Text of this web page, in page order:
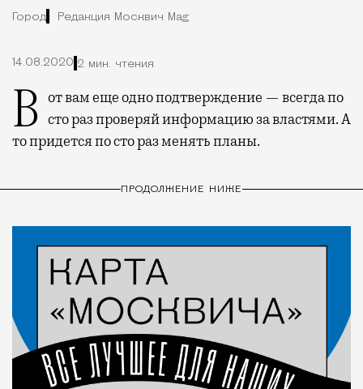
Город Редакция Москвич Mag
14.08.2020 2 мин. чтения
Вот вам еще одно подтверждение — всегда по сто раз проверяй информацию за властями. А
то придется по сто раз менять планы.
ПРОДОЛЖЕНИЕ НИЖЕ